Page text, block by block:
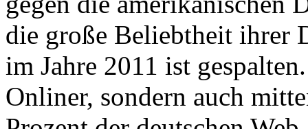
die große Beliebtheit ihrer
im Jahre 2011 ist
Onliner, sondern auch